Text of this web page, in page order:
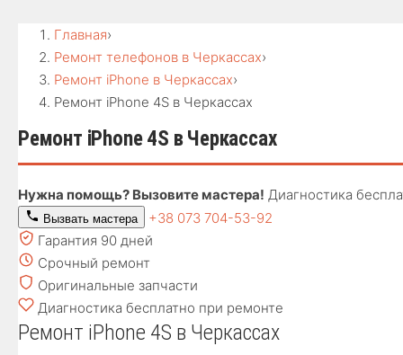
Главная›
Ремонт телефонов в Черкассах›
Ремонт iPhone в Черкассах›
Ремонт iPhone 4S в Черкассах
Ремонт iPhone 4S в Черкассах
Нужна помощь? Вызовите мастера! Диагностика
Вызвать мастера
+38 073 704-53-92
Гарантия 90 дней
Срочный ремонт
Оригинальные запчасти
Диагностика бесплатно при ремонте
Ремонт iPhone 4S в Черкассах